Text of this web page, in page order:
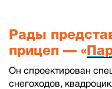
Рады
прицеп — «
Он спроектирован
снегоходов,